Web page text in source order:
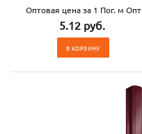
Оптовая цена за 1 Пог. м Опт
5.12 руб.
В КОРЗИНУ